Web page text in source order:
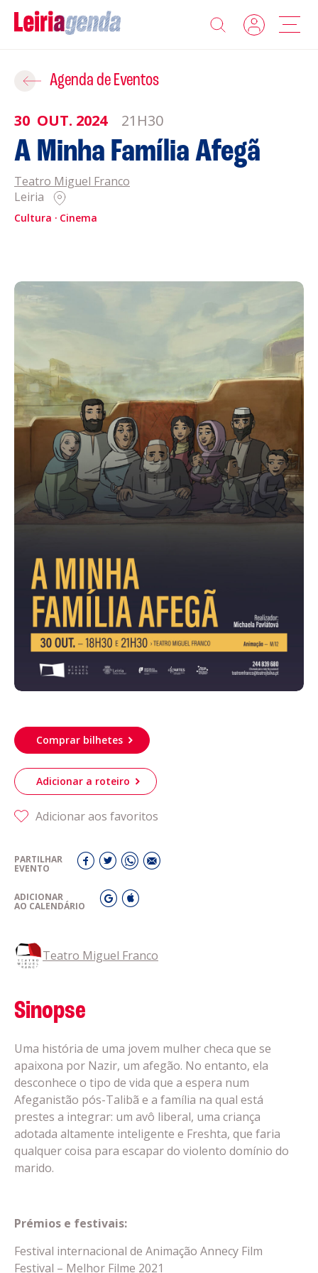
Agenda
Sobre a Leiriagenda
Promotores
Clubes Desportivos
Política de Cookies
CULTURA
DESPORTO
Agenda de Eventos
30 OUT. 2024 21H30
A Minha Família Afegã
Teatro Miguel Franco
Leiria
Cultura Cinema
Comprar bilhetes
Adicionar a roteiro
Adicionar aos favoritos
PARTILHAR
EVENTO
ADICIONAR
AO CALENDÁRIO
Teatro Miguel Franco
Sinopse
Uma história de uma jovem mulher checa que se
apaixona por Nazir, um afegão. No entanto, ela
desconhece o tipo de vida que a espera num
Afeganistão pós-Talibã e a família na qual está
prestes a integrar: um avô liberal, uma criança
adotada altamente inteligente e Freshta, que faria
qualquer coisa para escapar do violento domínio do
marido.
Prémios e festivais:
Festival internacional de Animação Annecy Film
Festival – Melhor Filme 2021
Adicionar ao Roteiro
ROTEIROS EXISTENTES
CRIAR NOVO